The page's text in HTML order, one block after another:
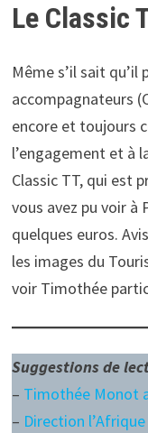
Le Classic
Même s’il sait
accompagnateurs
encore et toujours
l’engagement et à
Classic TT, qui est
vous avez pu voir à
quelques euros.
les images du
voir Timothée
Suggestions de
– Timothée Monot
– Direction